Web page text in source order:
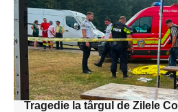
textul pentru
textul pentru
Tragedie la târgul de Zilele